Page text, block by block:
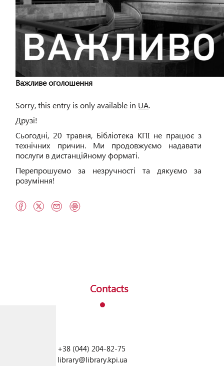
Важливе оголошення
Sorry, this entry is only available in UA.
Друзі!
Сьогодні, 20 травня, Бібліотека КПІ не працює з
технічних причин. Ми продовжуємо надавати
послуги в дистанційному форматі.
Перепрошуємо за незручності та дякуємо за
розуміння!
Contacts
+38 (044) 204-82-75
library@library.kpi.ua